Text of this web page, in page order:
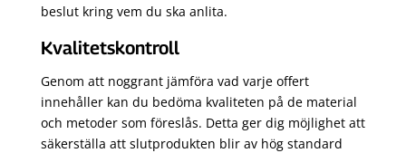
beslut kring vem du ska anlita.
Kvalitetskontroll
Genom att noggrant jämföra vad varje offert
innehåller kan du bedöma kvaliteten på de material
och metoder som föreslås. Detta ger dig möjlighet att
säkerställa att slutprodukten blir av hög standard